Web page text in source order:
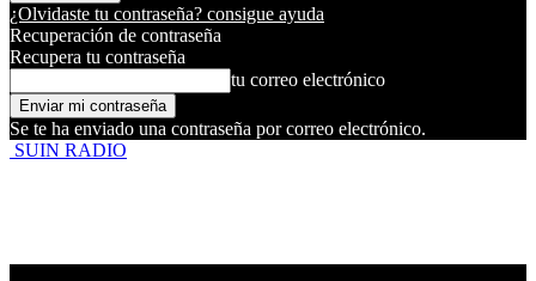
¿Olvidaste tu contraseña? consigue ayuda
Recuperación de contraseña
Recupera tu contraseña
tu correo electrónico
Se te ha enviado una contraseña por correo electrónico.
SUIN RADIO